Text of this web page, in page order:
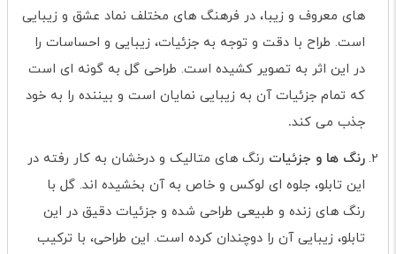
های معروف و زیبا، در فرهنگ های مختلف نماد عشق و زیبایی
است. طراح با دقت و توجه به جزئیات، زیبایی و احساسات را
در این اثر به تصویر کشیده است. طراحی گل به گونه ای است
که تمام جزئیات آن به زیبایی نمایان است و بیننده را به خود
جذب می کند.
رنگ ها و جزئیات رنگ های متالیک و درخشان به کار رفته در
این تابلو، جلوه ای لوکس و خاص به آن بخشیده اند. گل با
رنگ های زنده و طبیعی طراحی شده و جزئیات دقیق در این
تابلو، زیبایی آن را دوچندان کرده است. این طراحی، با ترکیب